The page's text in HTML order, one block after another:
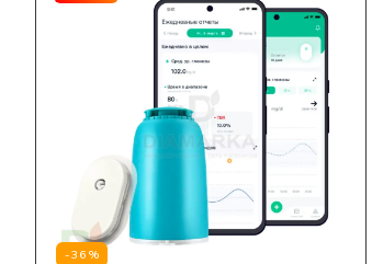
-36%